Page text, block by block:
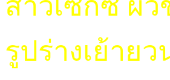
สาวเซ็กซี่ ผิ
รูปร่างเย้าย